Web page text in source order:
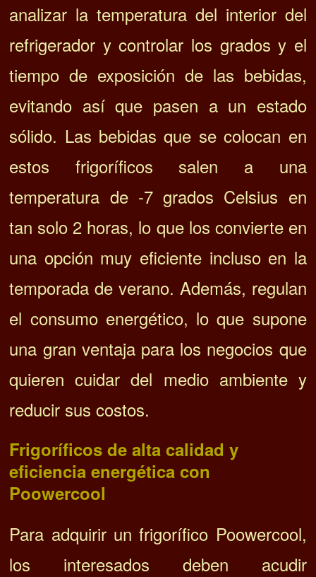
analizar la temperatura del interior del
refrigerador y controlar los grados y el
tiempo de exposición de las bebidas,
evitando así que pasen a un estado
sólido. Las bebidas que se colocan en
estos frigoríficos salen a una
temperatura de -7 grados Celsius en
tan solo 2 horas, lo que los convierte en
una opción muy eficiente incluso en la
temporada de verano. Además, regulan
el consumo energético, lo que supone
una gran ventaja para los negocios que
quieren cuidar del medio ambiente y
reducir sus costos.
Frigoríficos de alta calidad y
eficiencia energética con
Poowercool
Para adquirir un frigorífico Poowercool,
los interesados deben acudir